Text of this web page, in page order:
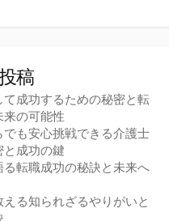
稿
て成功するための秘密と転
の可能性
でも安心挑戦できる介護士
成功の鍵
る転職成功の秘訣と未来へ
る知られざるやりがいと